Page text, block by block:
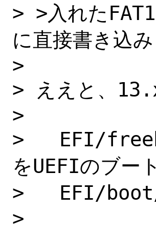
> >入れた
に直接書き込み
>
> ええと、
>
>   EFI/
をUEFIのブー
>   EFI/boot/
>